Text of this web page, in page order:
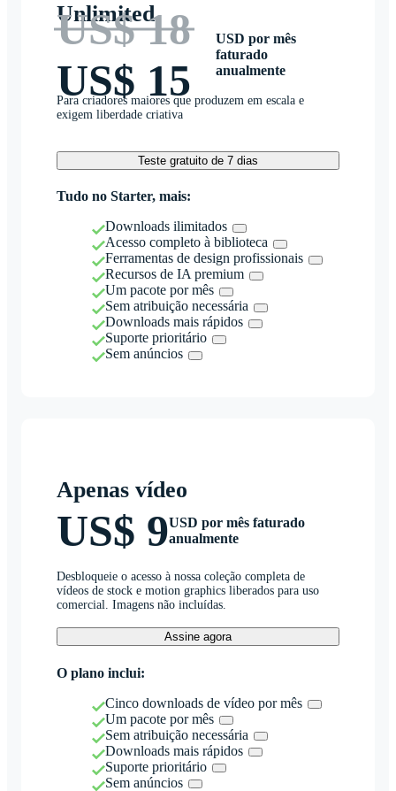
Unlimited
US$ 18
US$ 15
USD por mês
faturado
anualmente
Para criadores maiores que produzem em escala e
exigem liberdade criativa
Teste gratuito de 7 dias
Tudo no Starter, mais:
Downloads ilimitados
Acesso completo à biblioteca
Ferramentas de design profissionais
Recursos de IA premium
Um pacote por mês
Sem atribuição necessária
Downloads mais rápidos
Suporte prioritário
Sem anúncios
Apenas vídeo
US$ 9USD por mês faturado
anualmente
Desbloqueie o acesso à nossa coleção completa de
vídeos de stock e motion graphics liberados para uso
comercial. Imagens não incluídas.
Assine agora
O plano inclui:
Cinco downloads de vídeo por mês
Um pacote por mês
Sem atribuição necessária
Downloads mais rápidos
Suporte prioritário
Sem anúncios